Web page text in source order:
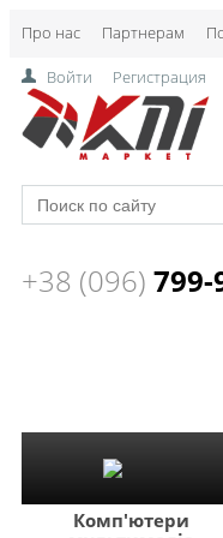
Про нас Партнерам
Войти Регистрация
+38 (096) 799-
Комп'ютери